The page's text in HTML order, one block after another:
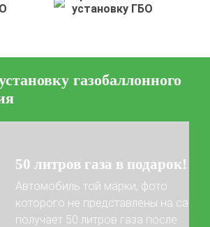
за 6 часов
ГБО
ГБО
ГБО
Чистка и регулировка форсунок
Замена баллона
установку ГБО
газобаллонного
газа в подарок!
той марки, фото
не представлены на сайте,
50 литров газа после